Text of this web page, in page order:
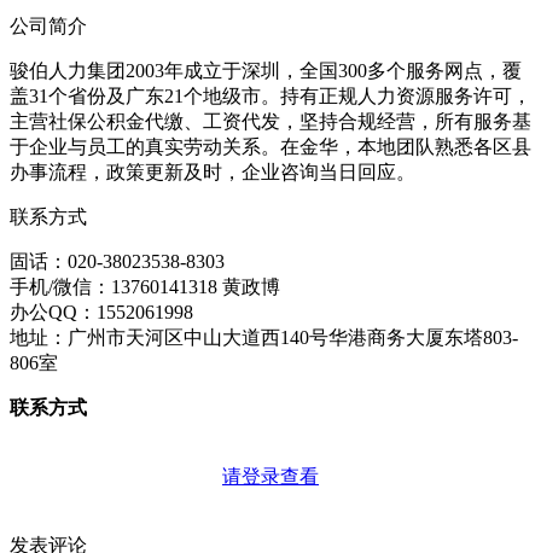
公司简介
骏伯人力集团2003年成立于深圳，全国300多个服务网点，覆
盖31个省份及广东21个地级市。持有正规人力资源服务许可，
主营社保公积金代缴、工资代发，坚持合规经营，所有服务基
于企业与员工的真实劳动关系。在金华，本地团队熟悉各区县
办事流程，政策更新及时，企业咨询当日回应。
联系方式
固话：020-38023538-8303
手机/微信：13760141318 黄政博
办公QQ：1552061998
地址：广州市天河区中山大道西140号华港商务大厦东塔803-
806室
联系方式
请登录查看
发表评论